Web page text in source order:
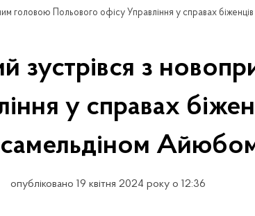
зустрівся з
у справах
опубліковано 19 квітня 2024 року о 12:36